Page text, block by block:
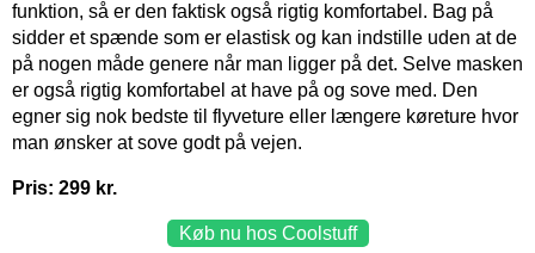
funktion, så er den faktisk også rigtig komfortabel. Bag på
sidder et spænde som er elastisk og kan indstille uden at de
på nogen måde genere når man ligger på det. Selve masken
er også rigtig komfortabel at have på og sove med. Den
egner sig nok bedste til flyveture eller længere køreture hvor
man ønsker at sove godt på vejen.
Pris: 299 kr.
Køb nu hos Coolstuff